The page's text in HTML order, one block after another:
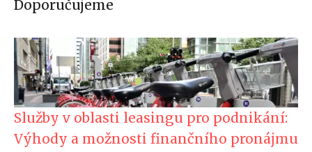
Doporučujeme
Služby v oblasti leasingu pro podnikání:
Výhody a možnosti finančního pronájmu